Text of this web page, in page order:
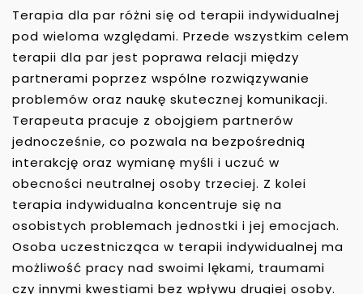
Terapia dla par różni się od terapii indywidualnej
pod wieloma względami. Przede wszystkim celem
terapii dla par jest poprawa relacji między
partnerami poprzez wspólne rozwiązywanie
problemów oraz naukę skutecznej komunikacji.
Terapeuta pracuje z obojgiem partnerów
jednocześnie, co pozwala na bezpośrednią
interakcję oraz wymianę myśli i uczuć w
obecności neutralnej osoby trzeciej. Z kolei
terapia indywidualna koncentruje się na
osobistych problemach jednostki i jej emocjach.
Osoba uczestnicząca w terapii indywidualnej ma
możliwość pracy nad swoimi lękami, traumami
czy innymi kwestiami bez wpływu drugiej osoby.